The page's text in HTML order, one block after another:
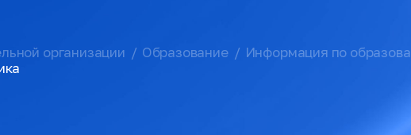
организации Образование
Информация по